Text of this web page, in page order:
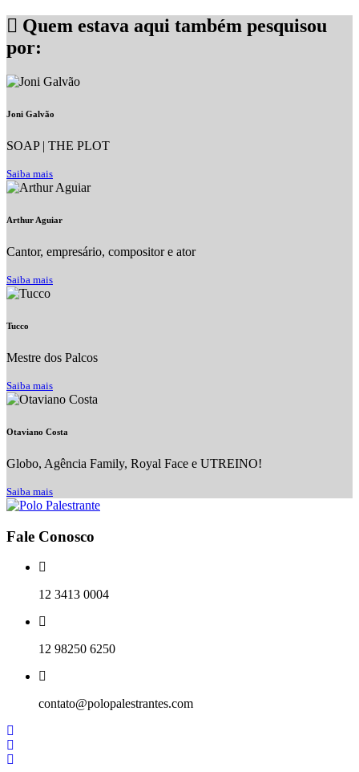
Quem estava aqui também pesquisou
por:
Joni Galvão
SOAP | THE PLOT
Saiba mais
Arthur Aguiar
Cantor, empresário, compositor e ator
Saiba mais
Tucco
Mestre dos Palcos
Saiba mais
Otaviano Costa
Globo, Agência Family, Royal Face e UTREINO!
Saiba mais
Fale Conosco
12 3413 0004
12 98250 6250
contato@polopalestrantes.com